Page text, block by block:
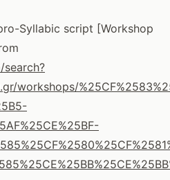
Syllabic script [Workshop
workshops/